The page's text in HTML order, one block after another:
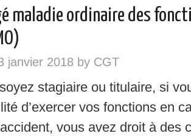
maladie ordinaire des
janvier 2018 by CGT
stagiaire ou titulaire, si
d’exercer vos fonctions en
vous avez droit à des